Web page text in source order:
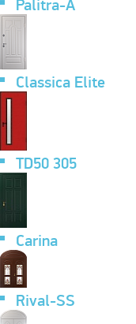
Palitra-A
Classica Elite
TD50 305
Carina
Rival-SS